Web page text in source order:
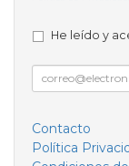
He leído y
Contacto
Política